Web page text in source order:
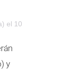
el 10
y